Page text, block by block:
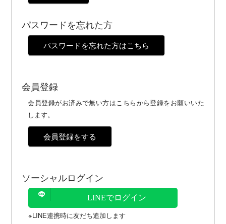
パスワードを忘れた方
パスワードを忘れた方はこちら
会員登録
会員登録がお済みで無い方はこちらから登録をお願いいた
します。
会員登録をする
ソーシャルログイン
LINEでログイン
※LINE連携時に友だち追加します